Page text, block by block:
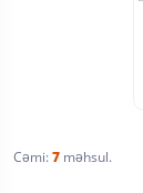
Cəmi:7 məhsul.